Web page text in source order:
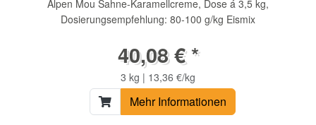
Alpen Mou Sahne-Karamellcreme, Dose á 3,5 kg,
Dosierungsempfehlung: 80-100 g/kg Eismix
40,08 € *
3 kg | 13,36 €/kg
Mehr Informationen